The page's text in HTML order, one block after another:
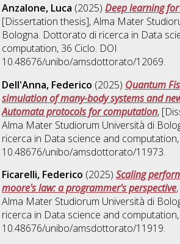
Anzalone, Luca (2025)Deep learning
[Dissertation thesis], Alma Mater
Bologna. Dottorato di ricerca in Data
computation, 36 Ciclo. DOI
10.48676/unibo/amsdottorato/12069.
Dell'Anna, Federico (2025) Quantum
simulation of many-body systems and
Automata protocols for computation,
Alma Mater Studiorum Università di
ricerca in Data science and computation
10.48676/unibo/amsdottorato/11973.
Ficarelli, Federico (2025)Scaling
moore's law: a programmer's perspective
Alma Mater Studiorum Università di
ricerca in Data science and computation
10.48676/unibo/amsdottorato/11919.